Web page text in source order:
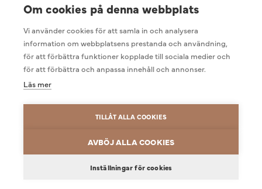
INTEGRITETSPOLICY COOKIEINSTÄLLNINGAR
Om cookies på denna webbplats
Vi använder cookies för att samla in och analysera
information om webbplatsens prestanda och användning,
för att förbättra funktioner kopplade till sociala medier och
för att förbättra och anpassa innehåll och annonser.
Läs mer
TILLÅT ALLA COOKIES
AVBÖJ ALLA COOKIES
Inställningar för cookies